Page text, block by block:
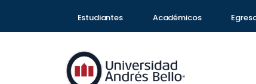
Estudiantes Académicos